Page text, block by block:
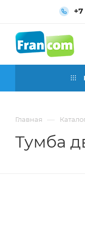
Главная —
Тумба